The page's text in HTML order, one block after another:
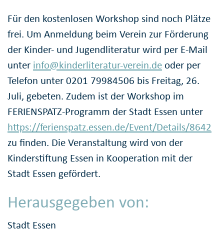
Für den kostenlosen Workshop sind noch Plätze
frei. Um Anmeldung beim Verein zur Förderung
der Kinder- und Jugendliteratur wird per E-Mail
unter info@kinderliteratur-verein.de oder per
Telefon unter 0201 79984506 bis Freitag, 26.
Juli, gebeten. Zudem ist der Workshop im
FERIENSPATZ-Programm der Stadt Essen unter
https://ferienspatz.essen.de/Event/Details/8642
zu finden. Die Veranstaltung wird von der
Kinderstiftung Essen in Kooperation mit der
Stadt Essen gefördert.
Herausgegeben von:
Stadt Essen